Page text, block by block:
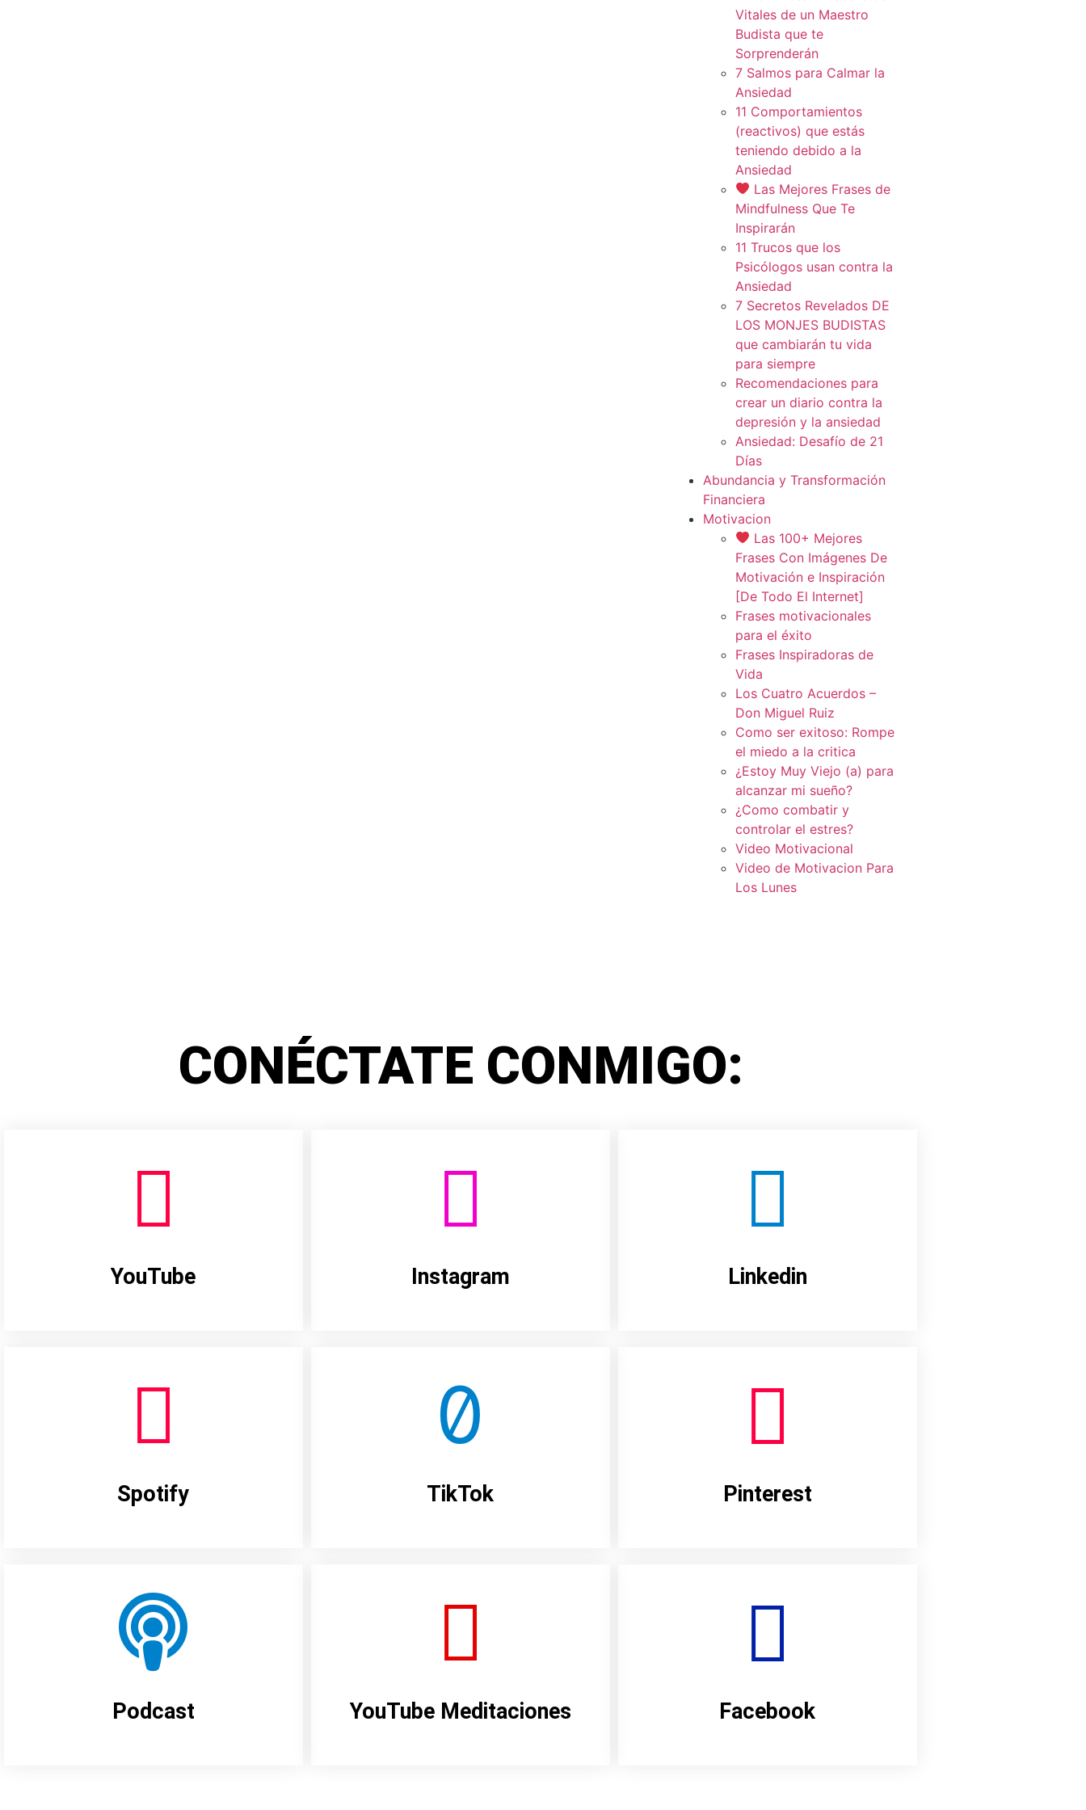
Vitales de un Maestro
Budista que te
Sorprenderán
7 Salmos para Calmar la
Ansiedad
11 Comportamientos
(reactivos) que estás
teniendo debido a la
Ansiedad
Las Mejores Frases de
Mindfulness Que Te
Inspirarán
11 Trucos que los
Psicólogos usan contra la
Ansiedad
7 Secretos Revelados DE
LOS MONJES BUDISTAS
que cambiarán tu vida
para siempre
Recomendaciones para
crear un diario contra la
depresión y la ansiedad
Ansiedad: Desafío de 21
Días
Abundancia y Transformación
Financiera
Motivacion
Las 100+ Mejores
Frases Con Imágenes De
Motivación e Inspiración
[De Todo El Internet]
Frases motivacionales
para el éxito
Frases Inspiradoras de
Vida
Los Cuatro Acuerdos –
Don Miguel Ruiz
Como ser exitoso: Rompe
el miedo a la critica
¿Estoy Muy Viejo (a) para
alcanzar mi sueño?
¿Como combatir y
controlar el estres?
Video Motivacional
Video de Motivacion Para
Los Lunes
CONÉCTATE CONMIGO:
YouTube Instagram Linkedin
Spotify TikTok Pinterest
Podcast YouTube Meditaciones Facebook